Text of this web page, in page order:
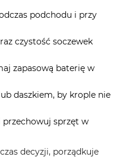
podchodu i przy
czystość soczewek
zapasową baterię w
daszkiem, by krople nie
sprzęt w
decyzji, porządkuje